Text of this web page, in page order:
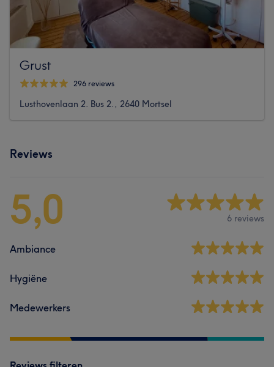
Grust
296 reviews
Lusthovenlaan 2. Bus 2., 2640 Mortsel
Reviews
5,0 6 reviews
Ambiance
Hygiëne
Medewerkers